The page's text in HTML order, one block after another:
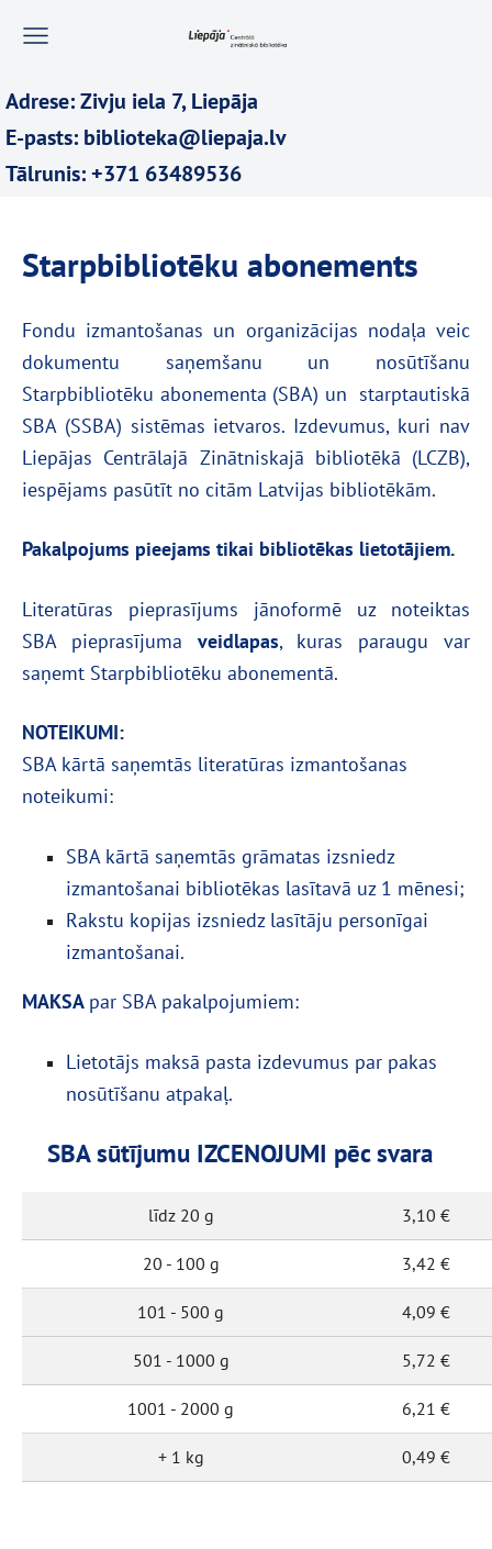
Adrese: Zivju iela 7, Liepāja
E-pasts: biblioteka@liepaja.lv
Tālrunis: +371 63489536
Starpbibliotēku abonements
Fondu izmantošanas un organizācijas nodaļa veic
dokumentu saņemšanu un nosūtīšanu
Starpbibliotēku abonementa (SBA) un starptautiskā
SBA (SSBA) sistēmas ietvaros. Izdevumus, kuri nav
Liepājas Centrālajā Zinātniskajā bibliotēkā (LCZB),
iespējams pasūtīt no citām Latvijas bibliotēkām.
Pakalpojums pieejams tikai bibliotēkas lietotājiem.
Literatūras pieprasījums jānoformē uz noteiktas
SBA pieprasījuma veidlapas, kuras paraugu var
saņemt Starpbibliotēku abonementā.
NOTEIKUMI:
SBA kārtā saņemtās literatūras izmantošanas
noteikumi:
SBA kārtā saņemtās grāmatas izsniedz
izmantošanai bibliotēkas lasītavā uz 1 mēnesi;
Rakstu kopijas izsniedz lasītāju personīgai
izmantošanai.
MAKSA par SBA pakalpojumiem:
Lietotājs maksā pasta izdevumus par pakas
nosūtīšanu atpakaļ.
SBA sūtījumu IZCENOJUMI pēc svara
līdz 20 g 3,10 €
20 - 100 g 3,42 €
101 - 500 g 4,09 €
501 - 1000 g 5,72 €
1001 - 2000 g 6,21 €
+ 1 kg 0,49 €